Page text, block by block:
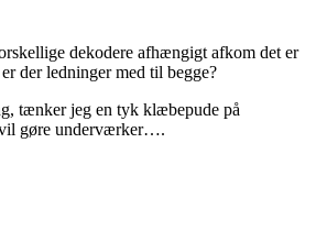
dekodere afhængigt afkom det er
der ledninger med til begge?
tænker jeg en tyk klæbepude på
gøre underværker….